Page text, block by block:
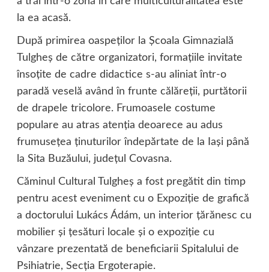
la ea acasă.
După primirea oaspeţilor la Şcoala Gimnazială
Tulgheş de către organizatori, formaţiile invitate
însoţite de cadre didactice s-au aliniat într-o
paradă veselă având în frunte călăreţii, purtătorii
de drapele tricolore. Frumoasele costume
populare au atras atenţia deoarece au adus
frumuseţea ţinuturilor îndepărtate de la Iaşi până
la Sita Buzăului, judeţul Covasna.
Căminul Cultural Tulgheş a fost pregătit din timp
pentru acest eveniment cu o Expoziţie de grafică
a doctorului Lukács Ádám, un interior ţărănesc cu
mobilier şi ţesături locale şi o expoziţie cu
vânzare prezentată de beneficiarii Spitalului de
Psihiatrie, Secţia Ergoterapie.